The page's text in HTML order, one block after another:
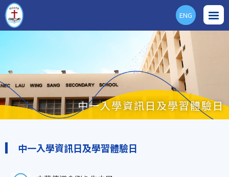
ENG
中一入學資訊日及學習體驗日
中一入學資訊日及學習體驗日